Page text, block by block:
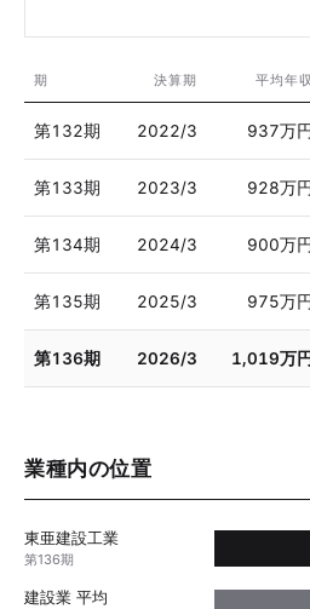
期 決算期 平均年収
第132期 2022/3 937万円
第133期 2023/3 928万円
第134期 2024/3 900万円
第135期 2025/3 975万円
第136期 2026/3 1,019万円
業種内の位置
東亜建設工業
第136期
建設業 平均